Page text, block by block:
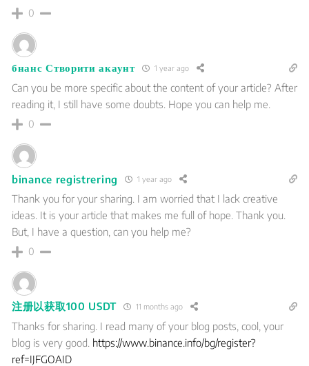
0
бнанс Створити акаунт 1 year ago
Can you be more specific about the content of your article? After
reading it, I still have some doubts. Hope you can help me.
0
binance registrering 1 year ago
Thank you for your sharing. I am worried that I lack creative
ideas. It is your article that makes me full of hope. Thank you.
But, I have a question, can you help me?
0
注册以获取100 USDT 11 months ago
Thanks for sharing. I read many of your blog posts, cool, your
blog is very good. https://www.binance.info/bg/register?
ref=IJFGOAID